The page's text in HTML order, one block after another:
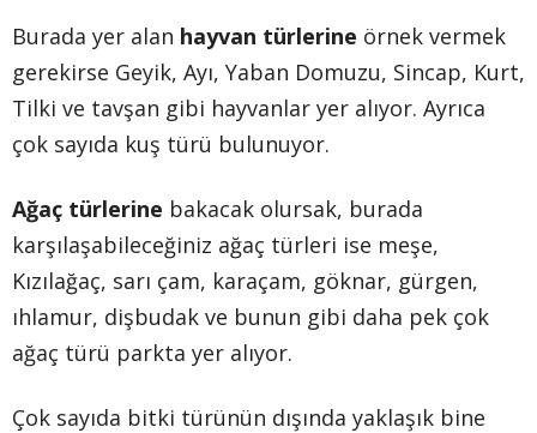
Burada yer alan hayvan türlerine örnek vermek
gerekirse Geyik, Ayı, Yaban Domuzu, Sincap, Kurt,
Tilki ve tavşan gibi hayvanlar yer alıyor. Ayrıca
çok sayıda kuş türü bulunuyor.
Ağaç türlerine bakacak olursak, burada
karşılaşabileceğiniz ağaç türleri ise meşe,
Kızılağaç, sarı çam, karaçam, göknar, gürgen,
ıhlamur, dişbudak ve bunun gibi daha pek çok
ağaç türü parkta yer alıyor.
Çok sayıda bitki türünün dışında yaklaşık bine